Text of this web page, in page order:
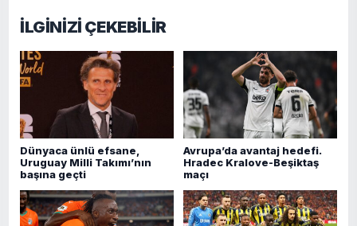
İLGİNİZİ ÇEKEBİLİR
Dünyaca ünlü efsane,
Uruguay Milli Takımı’nın
başına geçti
Avrupa’da avantaj hedefi.
Hradec Kralove-Beşiktaş
maçı